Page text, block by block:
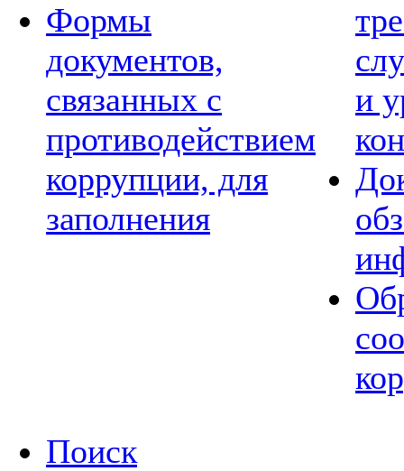
Формы
документов,
связанных с
противодействием
коррупции, для
заполнения
и
Поиск